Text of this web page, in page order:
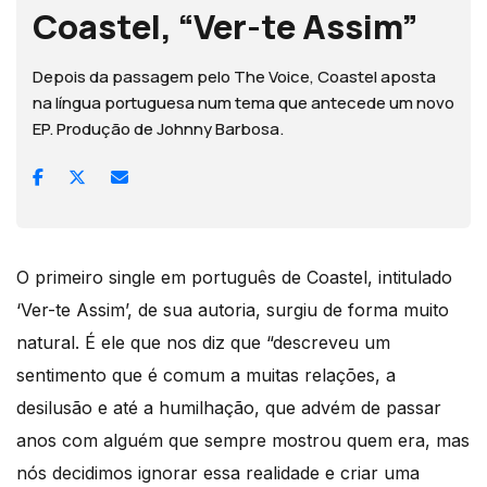
Coastel, “Ver-te Assim”
Depois da passagem pelo The Voice, Coastel aposta
na língua portuguesa num tema que antecede um novo
EP. Produção de Johnny Barbosa.
O primeiro single em português de Coastel, intitulado
‘Ver-te Assim’, de sua autoria, surgiu de forma muito
natural. É ele que nos diz que “descreveu um
sentimento que é comum a muitas relações, a
desilusão e até a humilhação, que advém de passar
anos com alguém que sempre mostrou quem era, mas
nós decidimos ignorar essa realidade e criar uma